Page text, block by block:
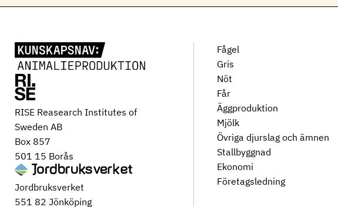
RISE Reasearch Institutes of
Sweden AB
Box 857
501 15 Borås
Jordbruksverket
551 82 Jönköping
Fågel
Gris
Nöt
Får
Äggproduktion
Mjölk
Övriga djurslag och ämnen
Stallbyggnad
Ekonomi
Företagsledning